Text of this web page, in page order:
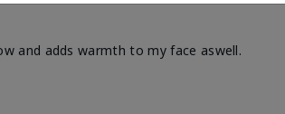
and adds warmth to my face aswell.